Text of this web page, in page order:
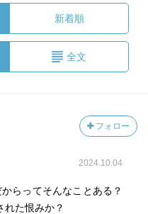
新着順
全文
フォロー
2024.10.04
らってそんなことある？
れた恨みか？